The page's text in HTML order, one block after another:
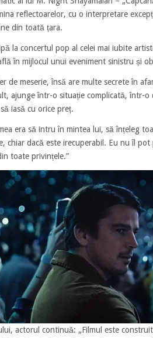
reflectoarelor, cu o interpretare
din toată țara.
la concertul pop al celei mai iubite
în mijlocul unui eveniment sinistru și
de meserie, însă are multe secrete în
ajunge într-o situație complicată, într-o
iasă cu orice preț.
era să intru în mintea lui, să înțeleg
chiar dacă este irecuperabil. Eu nu îl
toate privințele.”
actorul continuă: „Filmul este